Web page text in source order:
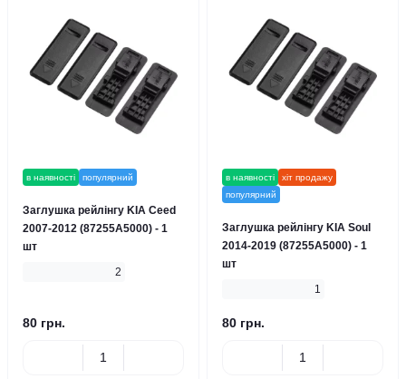
в наявності популярний
Заглушка рейлінгу KIA Ceed
2007-2012 (87255A5000) - 1
шт
2
80 грн.
в наявності
хіт продажу
популярний
Заглушка рейлінгу KIA Soul
2014-2019 (87255A5000) - 1
шт
1
80 грн.